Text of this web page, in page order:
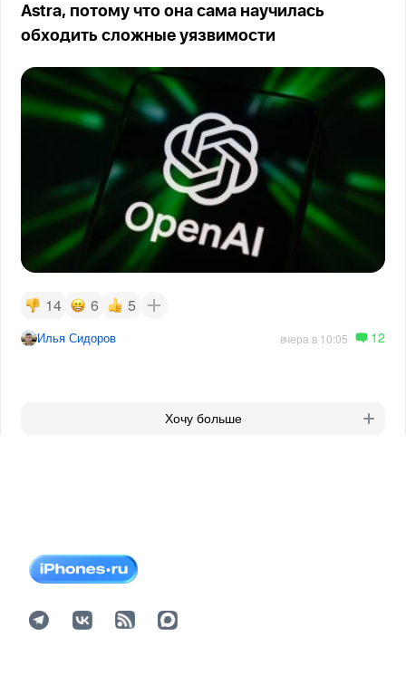
Astra, потому что она сама научилась
обходить сложные уязвимости
14 6 5
Илья Сидоров вчера в 10:05 12
Хочу больше